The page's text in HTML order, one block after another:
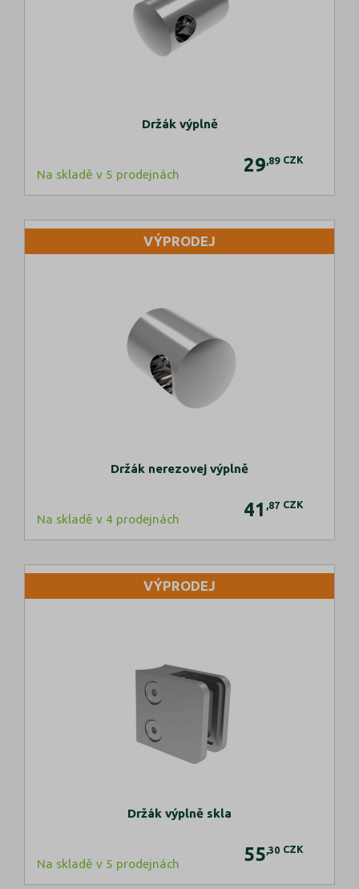
Držák výplně
Na skladě v 5 prodejnách 29 ,89 CZK
VÝPRODEJ
Držák nerezovej výplně
Na skladě v 4 prodejnách 41 ,87 CZK
VÝPRODEJ
Držák výplně skla
Na skladě v 5 prodejnách 55 ,30 CZK